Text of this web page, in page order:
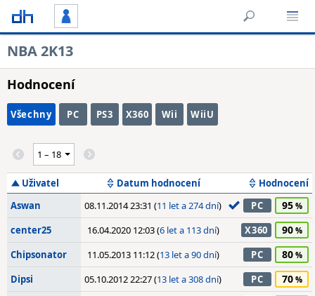
NBA 2K13
Hodnocení
Všechny PC PS3 X360 Wii WiiU
Uživatel Datum hodnocení
Hodnocení
Aswan
08.11.2014 23:31 (11 let a 274 dní) PC 95
center25 16.04.2020 12:03 (6 let a 113 dní) X360 90
Chipsonator 11.05.2013 11:12 (13 let a 90 dní) PC 80
Dipsi 05.10.2012 22:27 (13 let a 308 dní) PC 70